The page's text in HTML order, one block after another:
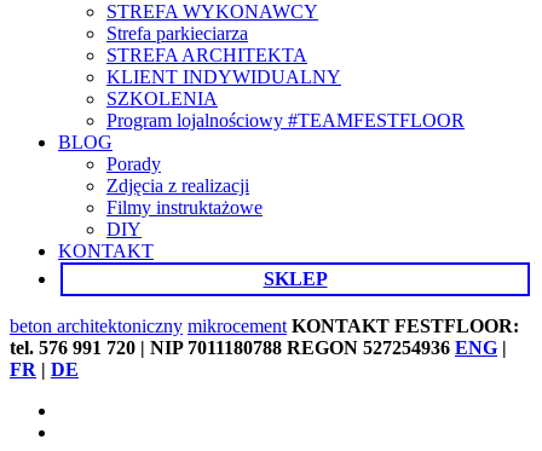
STREFA WYKONAWCY
Strefa parkieciarza
STREFA ARCHITEKTA
KLIENT INDYWIDUALNY
SZKOLENIA
Program lojalnościowy #TEAMFESTFLOOR
BLOG
Porady
Zdjęcia z realizacji
Filmy instruktażowe
DIY
KONTAKT
SKLEP
beton architektoniczny mikrocement KONTAKT FESTFLOOR:
tel. 576 991 720 | NIP 7011180788 REGON 527254936 ENG |
FR | DE